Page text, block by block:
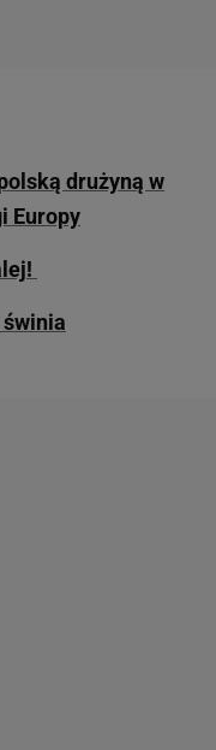
drużyną w
Europy